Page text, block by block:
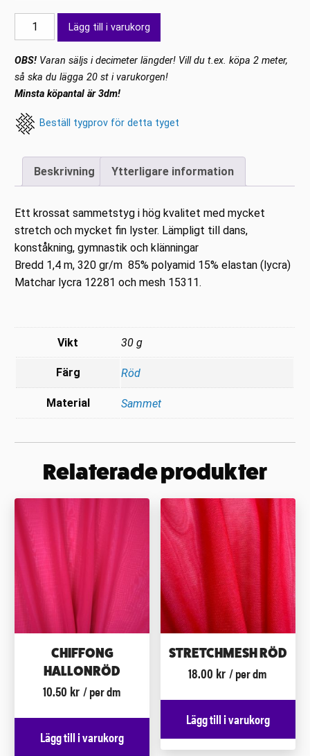
Krossat
sammet
Röd
mängd
Lägg till i varukorg
OBS! Varan säljs i decimeter längder! Vill du t.ex. köpa 2 meter,
så ska du lägga 20 st i varukorgen!
Minsta köpantal är 3dm!
Beställ tygprov för detta tyget
Beskrivning Ytterligare information
Ett krossat sammetstyg i hög kvalitet med mycket
stretch och mycket fin lyster. Lämpligt till dans,
konståkning, gymnastik och klänningar
Bredd 1,4 m, 320 gr/m 85% polyamid 15% elastan (lycra)
Matchar lycra 12281 och mesh 15311.
Vikt 30 g
Färg Röd
Material Sammet
Relaterade produkter
CHIFFONG
HALLONRÖD
10.50 kr / per dm
Lägg till i varukorg
STRETCHMESH RÖD
18.00 kr / per dm
Lägg till i varukorg